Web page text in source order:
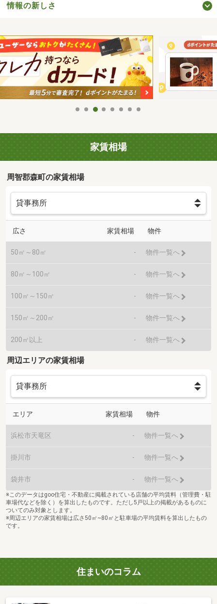
情報の新しさ
家賃相場
周智郡森町の家賃相場
広さ 家賃相場 物件
50㎡～80㎡ - 物件一覧へ
80㎡～100㎡ - 物件一覧へ
100㎡～150㎡ - 物件一覧へ
150㎡～200㎡ - 物件一覧へ
200㎡以上 - 物件一覧へ
周辺エリアの家賃相場
エリア 家賃相場 物件
浜松市天竜区 - 物件一覧へ
掛川市 - 物件一覧へ
袋井市 - 物件一覧へ
※このデータはgoo住宅・不動産に掲載されている店舗の平均賃料（管理費・駐
車場代などを除く）を算出したものです。ただし5戸以上の掲載があるものに
ついてのみ対象とします。
※周辺エリアの家賃相場は広さ50㎡~80㎡と駐車場の平均賃料を算出したもの
です。
住まいのコラム